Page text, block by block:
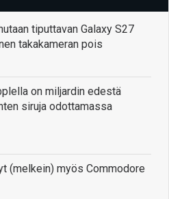
tiputtavan Galaxy S27
takakameran pois
on miljardin edestä
siruja odottamassa
(melkein) myös Commodore